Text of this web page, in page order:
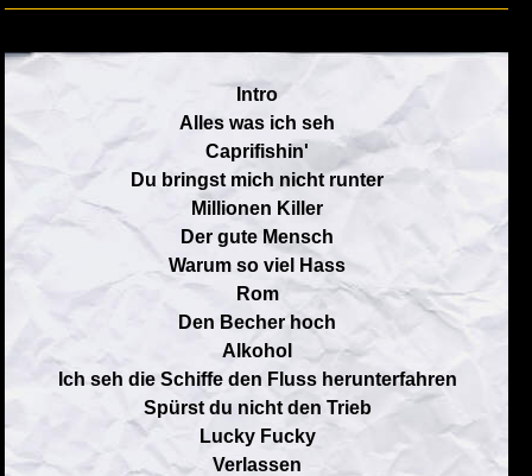
Intro
Alles was ich seh
Caprifishin'
Du bringst mich nicht runter
Millionen Killer
Der gute Mensch
Warum so viel Hass
Rom
Den Becher hoch
Alkohol
Ich seh die Schiffe den Fluss herunterfahren
Spürst du nicht den Trieb
Lucky Fucky
Verlassen